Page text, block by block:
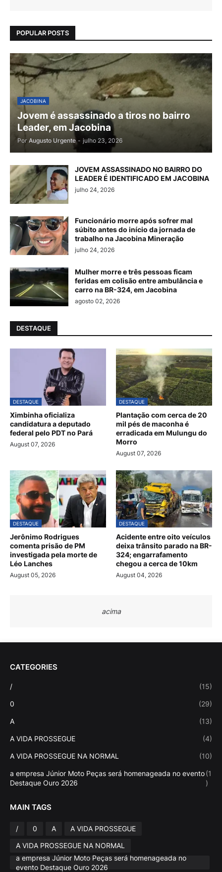
POPULAR POSTS
JACOBINA
Jovem é assassinado a tiros no bairro
Leader, em Jacobina
Por Augusto Urgente - julho 23, 2026
JOVEM ASSASSINADO NO BAIRRO DO
LEADER É IDENTIFICADO EM JACOBINA
julho 24, 2026
Funcionário morre após sofrer mal
súbito antes do início da jornada de
trabalho na Jacobina Mineração
julho 24, 2026
Mulher morre e três pessoas ficam
feridas em colisão entre ambulância e
carro na BR-324, em Jacobina
agosto 02, 2026
DESTAQUE
DESTAQUE
Ximbinha oficializa
candidatura a deputado
federal pelo PDT no Pará
August 07, 2026
DESTAQUE
Plantação com cerca de 20
mil pés de maconha é
erradicada em Mulungu do
Morro
August 07, 2026
DESTAQUE
Jerônimo Rodrigues
comenta prisão de PM
investigada pela morte de
Léo Lanches
August 05, 2026
DESTAQUE
Acidente entre oito veículos
deixa trânsito parado na BR-
324; engarrafamento
chegou a cerca de 10km
August 04, 2026
acima
CATEGORIES
/ (15)
0 (29)
A (13)
A VIDA PROSSEGUE (4)
A VIDA PROSSEGUE NA NORMAL (10)
a empresa Júnior Moto Peças será homenageada no evento
Destaque Ouro 2026
(1
)
MAIN TAGS
/ 0 A
A VIDA PROSSEGUE
A VIDA PROSSEGUE NA NORMAL
a empresa Júnior Moto Peças será homenageada no
evento Destaque Ouro 2026